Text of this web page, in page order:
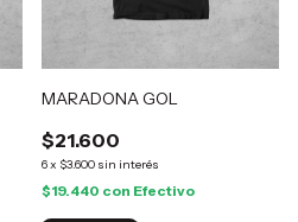
MARADONA GOL
$21.600
6x $3.600 sin interés
$19.440 con Efectivo